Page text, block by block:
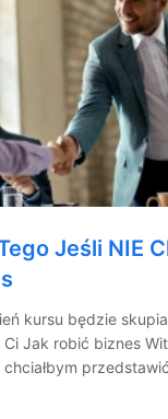
Jeśli NIE
kursu będzie
Ci Jak robić biznes